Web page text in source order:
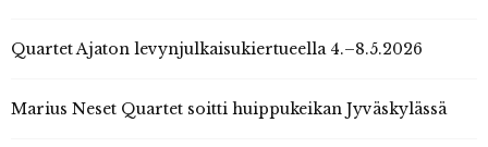
Quartet Ajaton levynjulkaisukiertueella 4.–8.5.2026
Marius Neset Quartet soitti huippukeikan Jyväskylässä